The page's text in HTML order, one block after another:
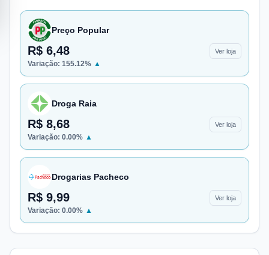
Preço Popular
R$ 6,48 Ver loja
Variação: 155.12% ▲
Droga Raia
R$ 8,68 Ver loja
Variação: 0.00% ▲
Drogarias Pacheco
R$ 9,99 Ver loja
Variação: 0.00% ▲